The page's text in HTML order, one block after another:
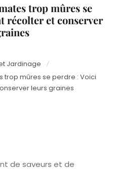
trop mûres se
récolter et conserver
Jardinage
trop mûres se perdre : Voici
leurs graines
de saveurs et de